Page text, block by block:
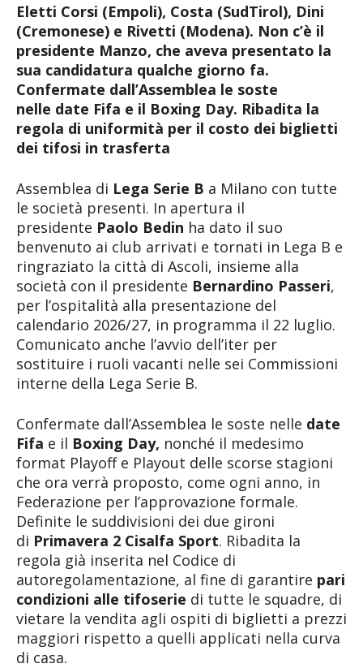
Eletti Corsi (Empoli), Costa (SudTirol), Dini
(Cremonese) e Rivetti (Modena). Non c’è il
presidente Manzo, che aveva presentato la
sua candidatura qualche giorno fa.
Confermate dall’Assemblea le soste
nelle date Fifa e il Boxing Day. Ribadita la
regola di uniformità per il costo dei biglietti
dei tifosi in trasferta
Assemblea di Lega Serie B a Milano con tutte
le società presenti. In apertura il
presidente Paolo Bedin ha dato il suo
benvenuto ai club arrivati e tornati in Lega B e
ringraziato la città di Ascoli, insieme alla
società con il presidente Bernardino Passeri,
per l’ospitalità alla presentazione del
calendario 2026/27, in programma il 22 luglio.
Comunicato anche l’avvio dell’iter per
sostituire i ruoli vacanti nelle sei Commissioni
interne della Lega Serie B.
Confermate dall’Assemblea le soste nelle date
Fifa e il Boxing Day, nonché il medesimo
format Playoff e Playout delle scorse stagioni
che ora verrà proposto, come ogni anno, in
Federazione per l’approvazione formale.
Definite le suddivisioni dei due gironi
di Primavera 2 Cisalfa Sport. Ribadita la
regola già inserita nel Codice di
autoregolamentazione, al fine di garantire pari
condizioni alle tifoserie di tutte le squadre, di
vietare la vendita agli ospiti di biglietti a prezzi
maggiori rispetto a quelli applicati nella curva
di casa.